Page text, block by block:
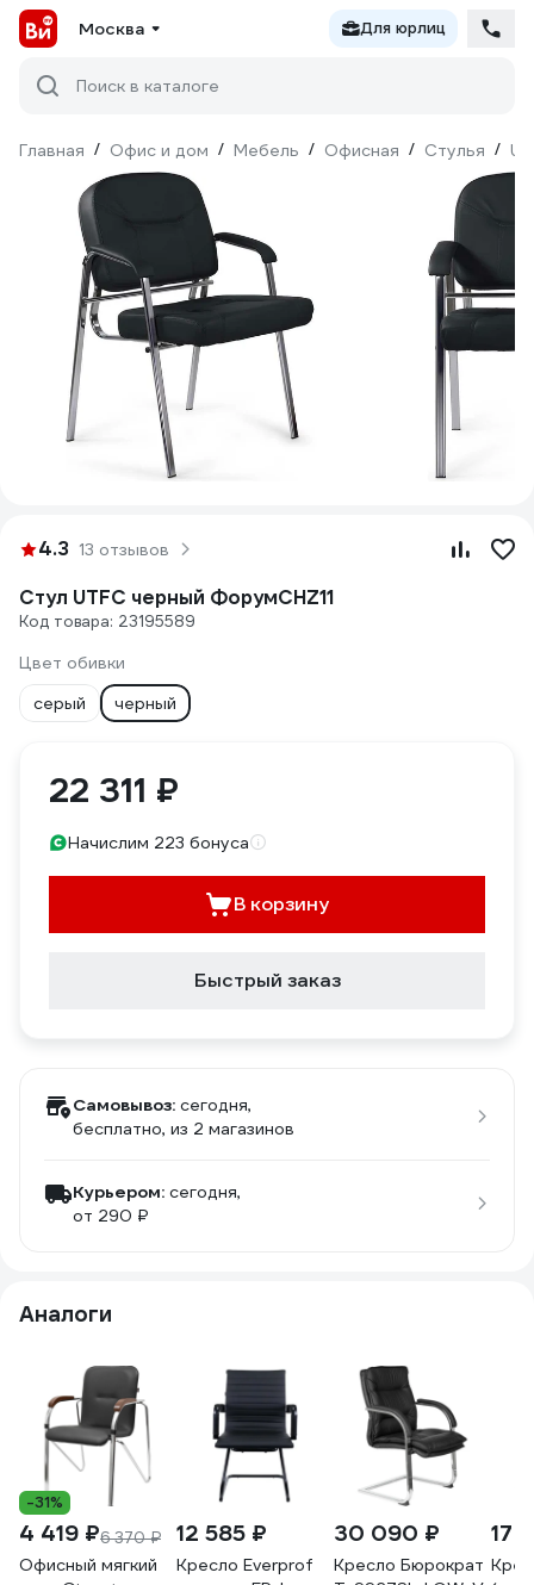
Москва Для юрлиц
Поиск в каталоге
Главная / Офис и дом / Мебель / Офисная / Стулья /
4.3 13 отзывов
Стул UTFC черный ФорумСНZ11
Код товара: 23195589
Цвет обивки
серый
черный
22 311 ₽
Начислим 223 бонуса
В корзину
Быстрый заказ
Самовывоз: сегодня,
бесплатно, из 2 магазинов
Курьером: сегодня,
от 290 ₽
Аналоги
-31%
4 419 ₽6 370 ₽
Офисный мягкий
12 585 ₽
Кресло Everprof
30 090 ₽
Кресло Бюрократ
17